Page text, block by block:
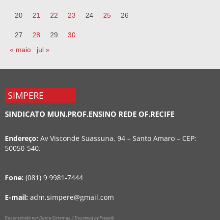
20 21 22 23 24 25 26
27 28 29
30
« maio
jul »
SIMPERE
SINDICATO MUN.PROF.ENSINO REDE OF.RECIFE
Endereço: Av Visconde Suassuna, 94 – Santo Amaro – CEP:
50050-540.
Fone: (081) 9 9981-7444
E-mail: adm.simpere@gmail.com
Desenvolvido por Direta Sistemas / Designed by Freepik